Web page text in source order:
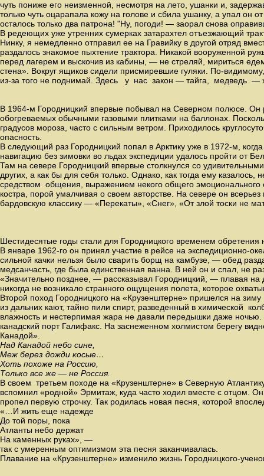
чуть пониже его неизменной, несмотря на лето, ушанки и,
только чуть оцарапала кожу на голове и сбила ушанку, а упал он
осталось только два патрона! "Ну, погоди! — заорал снова
В редеющих уже утренних сумерках затарахтел отъезжающий
Нинку, я немедленно отправил ее на Гравийку в другой отряд
раздалось знакомое пыхтение трактора. Никакой вооруженной
перед лагерем и выскочив из кабины, — не стреляй, мириться
стена». Вокруг ящиков сидели присмиревшие гуляки. По-
из-за того не поднимай. Здесь у нас закон — тайга, медведь —
В 1964-м Городницкий впервые побывал на Северном полюсе. Он
обогреваемых обычными газовыми плитками на баллонах.
градусов мороза, часто с сильным ветром. Приходилось
опасность.
В следующий раз Городницкий попал в Арктику уже в 1972-м,
навигацию без зимовки во льдах экспедиции удалось пройти от
Там на севере Городницкий впервые столкнулся со
других, а как бы для себя только. Однако, как тогда ему
средством общения, выражением некого общего эмоционального
костра, порой умалчивая о своем авторстве. На севере он
бардовскую классику — «Перекаты», «Снег», «От злой тоски не
Шестидесятые годы стали для Городницкого временем обретения
В январе 1962-го он принял участие в рейсе на экспедиционно-
сильной качки нельзя было сварить борщ на камбузе, — обед
медсанчасть, где была единственная ванна. В ней он и спал, не
«Значительно позднее, — рассказывал Городницкий, — плавая
никогда не возникало странного ощущения полета, которое
Второй поход Городницкого на «Крузенштерне» пришелся на
из дальних кают, тайно пили спирт, разведенный в химической
влажность и нестерпимая жара не давали передышки даже
канадский порт Галифакс. На заснеженном холмистом берегу
Канадой».
Над Канадой небо сине,
Меж берез дожди косые…
Хоть похоже на Россию,
Только все же — не Россия.
В своем третьем походе на «Крузенштерне» в Северную
вспомнил «родной» Эрмитаж, куда часто ходил вместе с отцом.
пропел первую строчку. Так родилась новая песня, которой
«…И жить еще надежде
До той поры, пока
Атланты небо держат
На каменных руках», —
так с умеренным оптимизмом эта песня заканчивалась.
Плавание на «Крузенштерне» изменило жизнь Городницкого-